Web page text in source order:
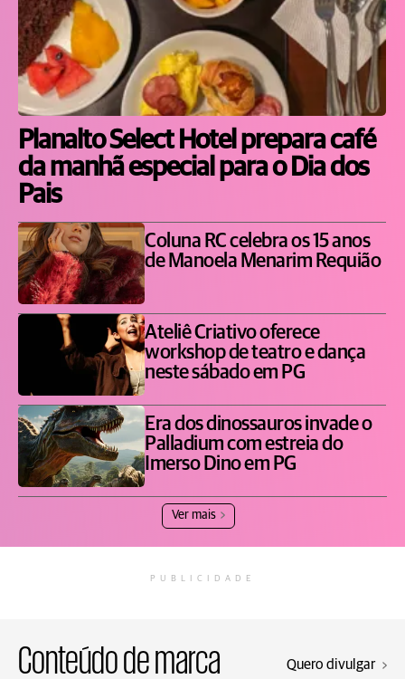
Planalto Select Hotel prepara café
da manhã especial para o Dia dos
Pais
Coluna RC celebra os 15 anos
de Manoela Menarim Requião
Ateliê Criativo oferece
workshop de teatro e dança
neste sábado em PG
Era dos dinossauros invade o
Palladium com estreia do
Imerso Dino em PG
Ver mais
PUBLICIDADE
Conteúdo de marca Quero divulgar